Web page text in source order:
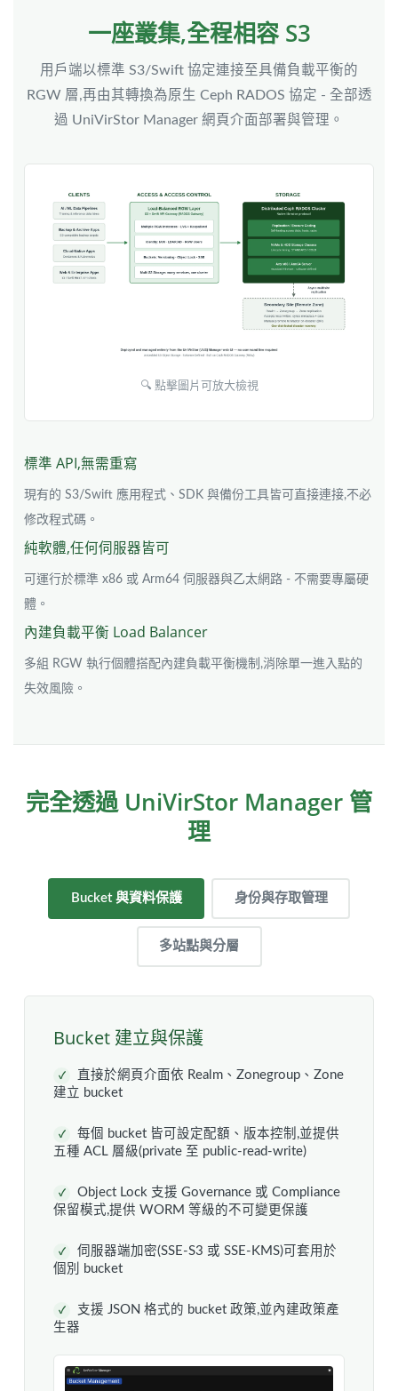
一座叢集,全程相容 S3
用戶端以標準 S3/Swift 協定連接至具備負載平衡的
RGW 層,再由其轉換為原生 Ceph RADOS 協定 - 全部透
過 UniVirStor Manager 網頁介面部署與管理。
🔍 點擊圖片可放大檢視
標準 API,無需重寫
現有的 S3/Swift 應用程式、SDK 與備份工具皆可直接連接,不必
修改程式碼。
純軟體,任何伺服器皆可
可運行於標準 x86 或 Arm64 伺服器與乙太網路 - 不需要專屬硬
體。
內建負載平衡 Load Balancer
多組 RGW 執行個體搭配內建負載平衡機制,消除單一進入點的
失效風險。
完全透過 UniVirStor Manager 管
理
Bucket 與資料保護 身份與存取管理
多站點與分層
Bucket 建立與保護
✓
直接於網頁介面依 Realm、Zonegroup、Zone
建立 bucket
✓
每個 bucket 皆可設定配額、版本控制,並提供
五種 ACL 層級(private 至 public-read-write)
✓
Object Lock 支援 Governance 或 Compliance
保留模式,提供 WORM 等級的不可變更保護
✓
伺服器端加密(SSE-S3 或 SSE-KMS)可套用於
個別 bucket
✓
支援 JSON 格式的 bucket 政策,並內建政策產
生器